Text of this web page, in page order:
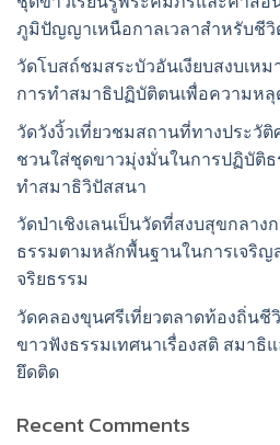
ภูมิปัญญาเหนือกาลเวลาสำหรับชี
วัดโบสถ์ชมสระบัวอันเงียบสงบเห
การทำสมาธิปฏิบัติตนเพื่อความหลุ
วัดวังงิ้วเที่ยวชมสถานที่ทางประวั
ชวนใส่ชุดขาวมุ่งมั่นในการปฏิบัติ
ทำสมาธิวิปัสสนา
วัดป่าเชิงเลนเป็นวัดที่สงบสุขกลาง
ธรรมตามหลักพื้นฐานในการเจริ
จริยธรรม
วัดคลองขุนศรีเที่ยวตลาดท้องถิ่น
ขาวฟังธรรมเทศนาเรื่องสติ สมาธิ
ยึดติด
Recent Comments